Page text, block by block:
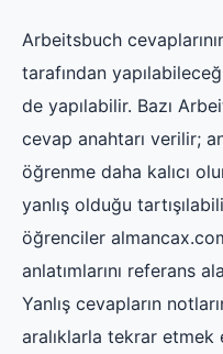
Arbeitsbuch
tarafından
de yapılabilir. Bazı
cevap anahtarı verilir;
öğrenme daha kalıcı
yanlış olduğu
öğrenciler
anlatımlarını referans
Yanlış cevapların
aralıklarla tekrar